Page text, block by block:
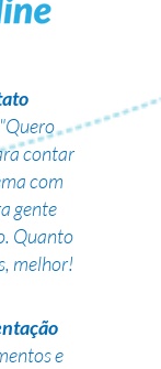
contar
com
gente
Quanto
melhor!
e